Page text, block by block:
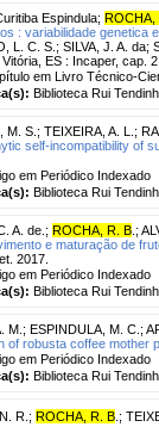
Espindula; ROCHA,
: variabilidade genetica
L. C. S.; SILVA, J. A.
Vitória, ES : Incaper, cap.
em Livro Técnico-
Biblioteca Rui
M. S. ; TEIXEIRA, A. L. ;
self-incompatibility of
em Periódico Indexado
Biblioteca Rui
A. de. ; ROCHA, R. B ;
e maturação de
2017.
em Periódico Indexado
Biblioteca Rui
M. ; ESPINDULA, M. C. ;
of robusta coffee mother
em Periódico Indexado
Biblioteca Rui
R. ; ROCHA, R. B ;